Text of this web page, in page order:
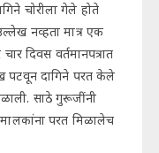
चोरीला गेले होते
नव्हता मात्र एक
दिवस वर्तमानपत्रात
पटवून दागिने परत केले
साठे गुरूजींनी
परत मिळालेच